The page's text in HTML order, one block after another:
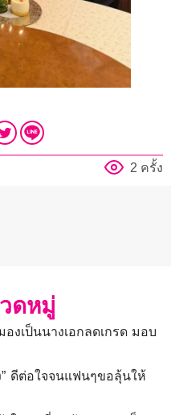
2 ครั้ง
ดหมู่
งเป็นนางเอกลดเกรด มอบ
” ดีต่อใจจนแฟนๆขอลุ้นให้